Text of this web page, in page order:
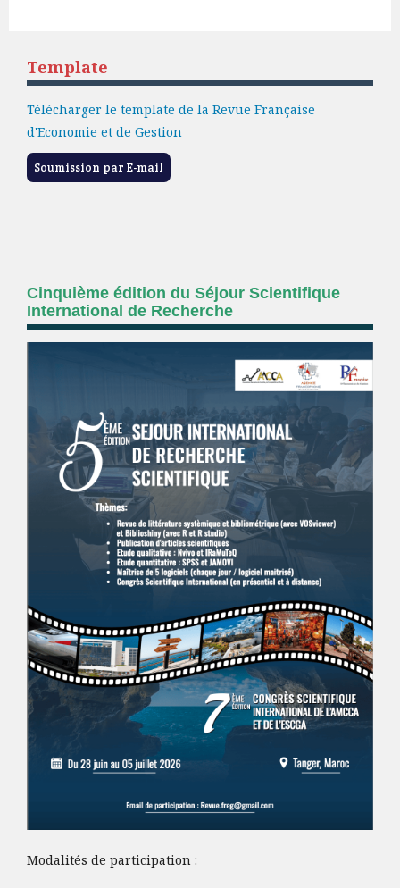
Template
Télécharger le template de la Revue Française
d'Economie et de Gestion
Soumission par E-mail
Cinquième édition du Séjour Scientifique
International de Recherche
Modalités de participation :